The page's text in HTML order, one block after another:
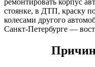
ремонтировать корпус
стоянке, в ДТП, краску
колесами другого
Санкт-Петербурге —